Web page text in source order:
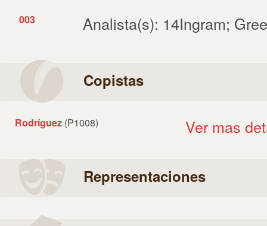
003 Analista(s): 14Ingram;
Copistas
Rodríguez (P1008) Ver mas
Representaciones